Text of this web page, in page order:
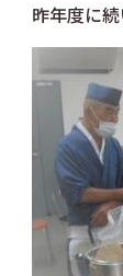
昨年度に